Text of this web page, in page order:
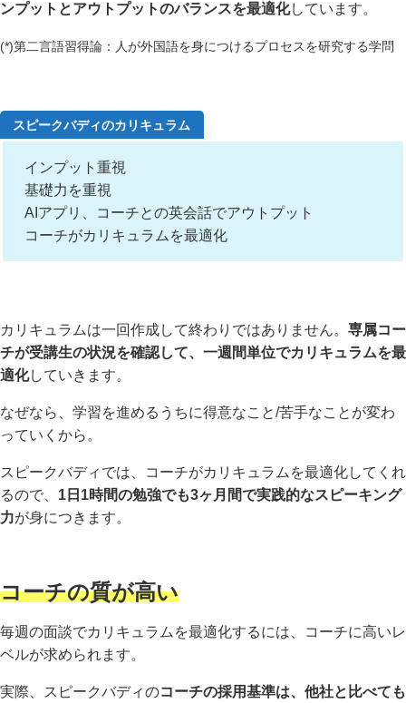
ンプットとアウトプットのバランスを最適化しています。
(*)第二言語習得論：人が外国語を身につけるプロセスを研究する学問
スピークバディのカリキュラム
インプット重視
基礎力を重視
AIアプリ、コーチとの英会話でアウトプット
コーチがカリキュラムを最適化
カリキュラムは一回作成して終わりではありません。 専属コー
チが受講生の状況を確認して、一週間単位でカリキュラムを最
適化していきます。
なぜなら、学習を進めるうちに得意なこと/苦手なことが変わ
っていくから。
スピークバディでは、コーチがカリキュラムを最適化してくれ
るので、 1日1時間の勉強でも3ヶ月間で実践的なスピーキング
力が身につきます。
コーチの質が高い
毎週の面談でカリキュラムを最適化するには、コーチに高いレ
ベルが求められます。
実際、スピークバディのコーチの採用基準は、他社と比べても